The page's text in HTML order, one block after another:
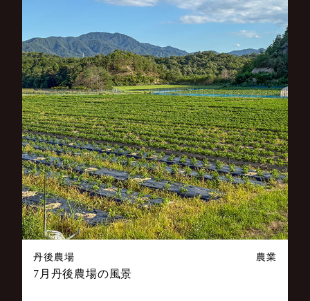
丹後農場 農業
7月丹後農場の風景